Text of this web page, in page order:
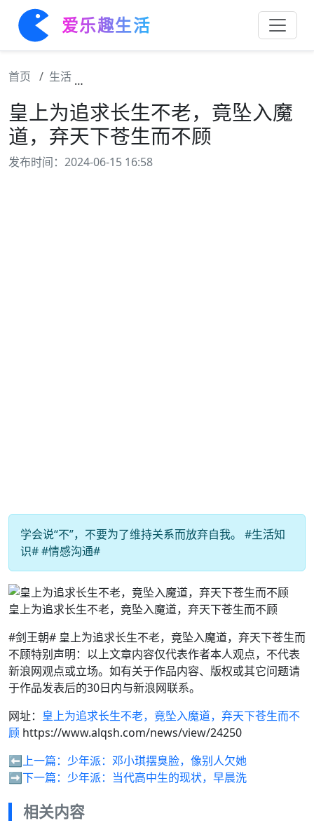
爱乐趣生活
首页 生活
皇上为追求长生不老，竟坠入魔
道，弃天下苍生而不顾
发布时间：2024-06-15 16:58
学会说“不”，不要为了维持关系而放弃自我。 #生活知
识# #情感沟通#
皇上为追求长生不老，竟坠入魔道，弃天下苍生而不顾
#剑王朝# 皇上为追求长生不老，竟坠入魔道，弃天下苍生而
不顾特别声明：以上文章内容仅代表作者本人观点，不代表
新浪网观点或立场。如有关于作品内容、版权或其它问题请
于作品发表后的30日内与新浪网联系。
网址： 皇上为追求长生不老，竟坠入魔道，弃天下苍生而不
顾 https://www.alqsh.com/news/view/24250
⬅️上一篇： 少年派：邓小琪摆臭脸，像别人欠她
➡️下一篇： 少年派：当代高中生的现状，早晨洗
相关内容